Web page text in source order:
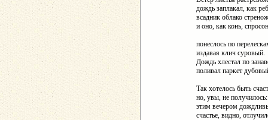
дождь заплакал, как
всадник облако
и оно, как конь,
понеслось по
издавая клич суровый.
Дождь хлестал по
поливал паркет
Так хотелось быть
но, увы, не получилось:
этим вечером
счастье, видно,